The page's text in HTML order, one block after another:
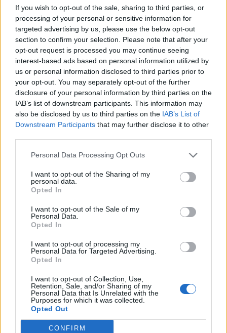
If you wish to opt-out of the sale, sharing to third parties, or
processing of your personal or sensitive information for
targeted advertising by us, please use the below opt-out
section to confirm your selection. Please note that after your
opt-out request is processed you may continue seeing
interest-based ads based on personal information utilized by
us or personal information disclosed to third parties prior to
your opt-out. You may separately opt-out of the further
disclosure of your personal information by third parties on the
IAB’s list of downstream participants. This information may
also be disclosed by us to third parties on the IAB’s List of
Downstream Participants that may further disclose it to other
Personal Data Processing Opt Outs
I want to opt-out of the Sharing of my
personal data.
Opted In
I want to opt-out of the Sale of my
Personal Data.
Opted In
I want to opt-out of processing my
Personal Data for Targeted Advertising.
Opted In
I want to opt-out of Collection, Use,
Retention, Sale, and/or Sharing of my
Personal Data that Is Unrelated with the
Purposes for which it was collected.
Opted Out
CONFIRM
gyűjteménye
Elyna Robbs: Adéle és az örökölt árnyak
13. rész
Woody Allen megosztó zsenialitása
Panna és a szép szerelmek mítosza 3.
Képtelenek vagyunk felnőni a felnőtt élet
kihívásaihoz?